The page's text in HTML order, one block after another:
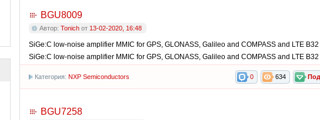
BGU8009
Автор: Tonichот 13-02-2020, 16:48
SiGe:C low-noise amplifier MMIC for GPS, GLONASS, Galileo and COMPASS and LTE B32
SiGe:C low-noise amplifier MMIC for GPS, GLONASS, Galileo and COMPASS and LTE B32
634
0
Категория: NXP Semiconductors
BGU7258